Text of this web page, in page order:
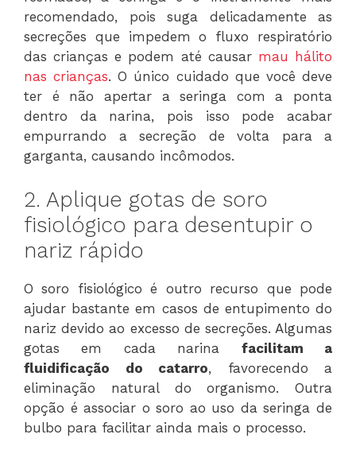
recomendado, pois suga delicadamente as
secreções que impedem o fluxo respiratório
das crianças e podem até causar mau hálito
nas crianças. O único cuidado que você deve
ter é não apertar a seringa com a ponta
dentro da narina, pois isso pode acabar
empurrando a secreção de volta para a
garganta, causando incômodos.
2. Aplique gotas de soro
fisiológico para desentupir o
nariz rápido
O soro fisiológico é outro recurso que pode
ajudar bastante em casos de entupimento do
nariz devido ao excesso de secreções. Algumas
gotas em cada narina facilitam a
fluidificação do catarro, favorecendo a
eliminação natural do organismo. Outra
opção é associar o soro ao uso da seringa de
bulbo para facilitar ainda mais o processo.